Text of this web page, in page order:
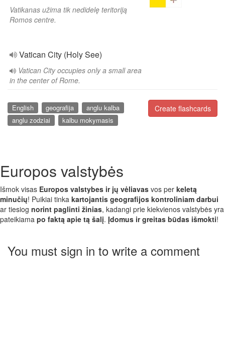
Vatikanas užima tik nedidelę teritoriją
Romos centre.
Vatican City (Holy See)
Vatican City occupies only a small area
in the center of Rome.
Create flashcards
English geografija
anglu kalba
anglu zodziai
kalbu mokymasis
Europos valstybės
Išmok visas Europos valstybes ir jų vėliavas vos per keletą
minučių! Puikiai tinka kartojantis geografijos kontroliniam darbui
ar tiesiog norint paglinti žinias, kadangi prie kiekvienos valstybės yra
pateikiama po faktą apie tą šalį. Įdomus ir greitas būdas išmokti!
You must sign in to write a comment